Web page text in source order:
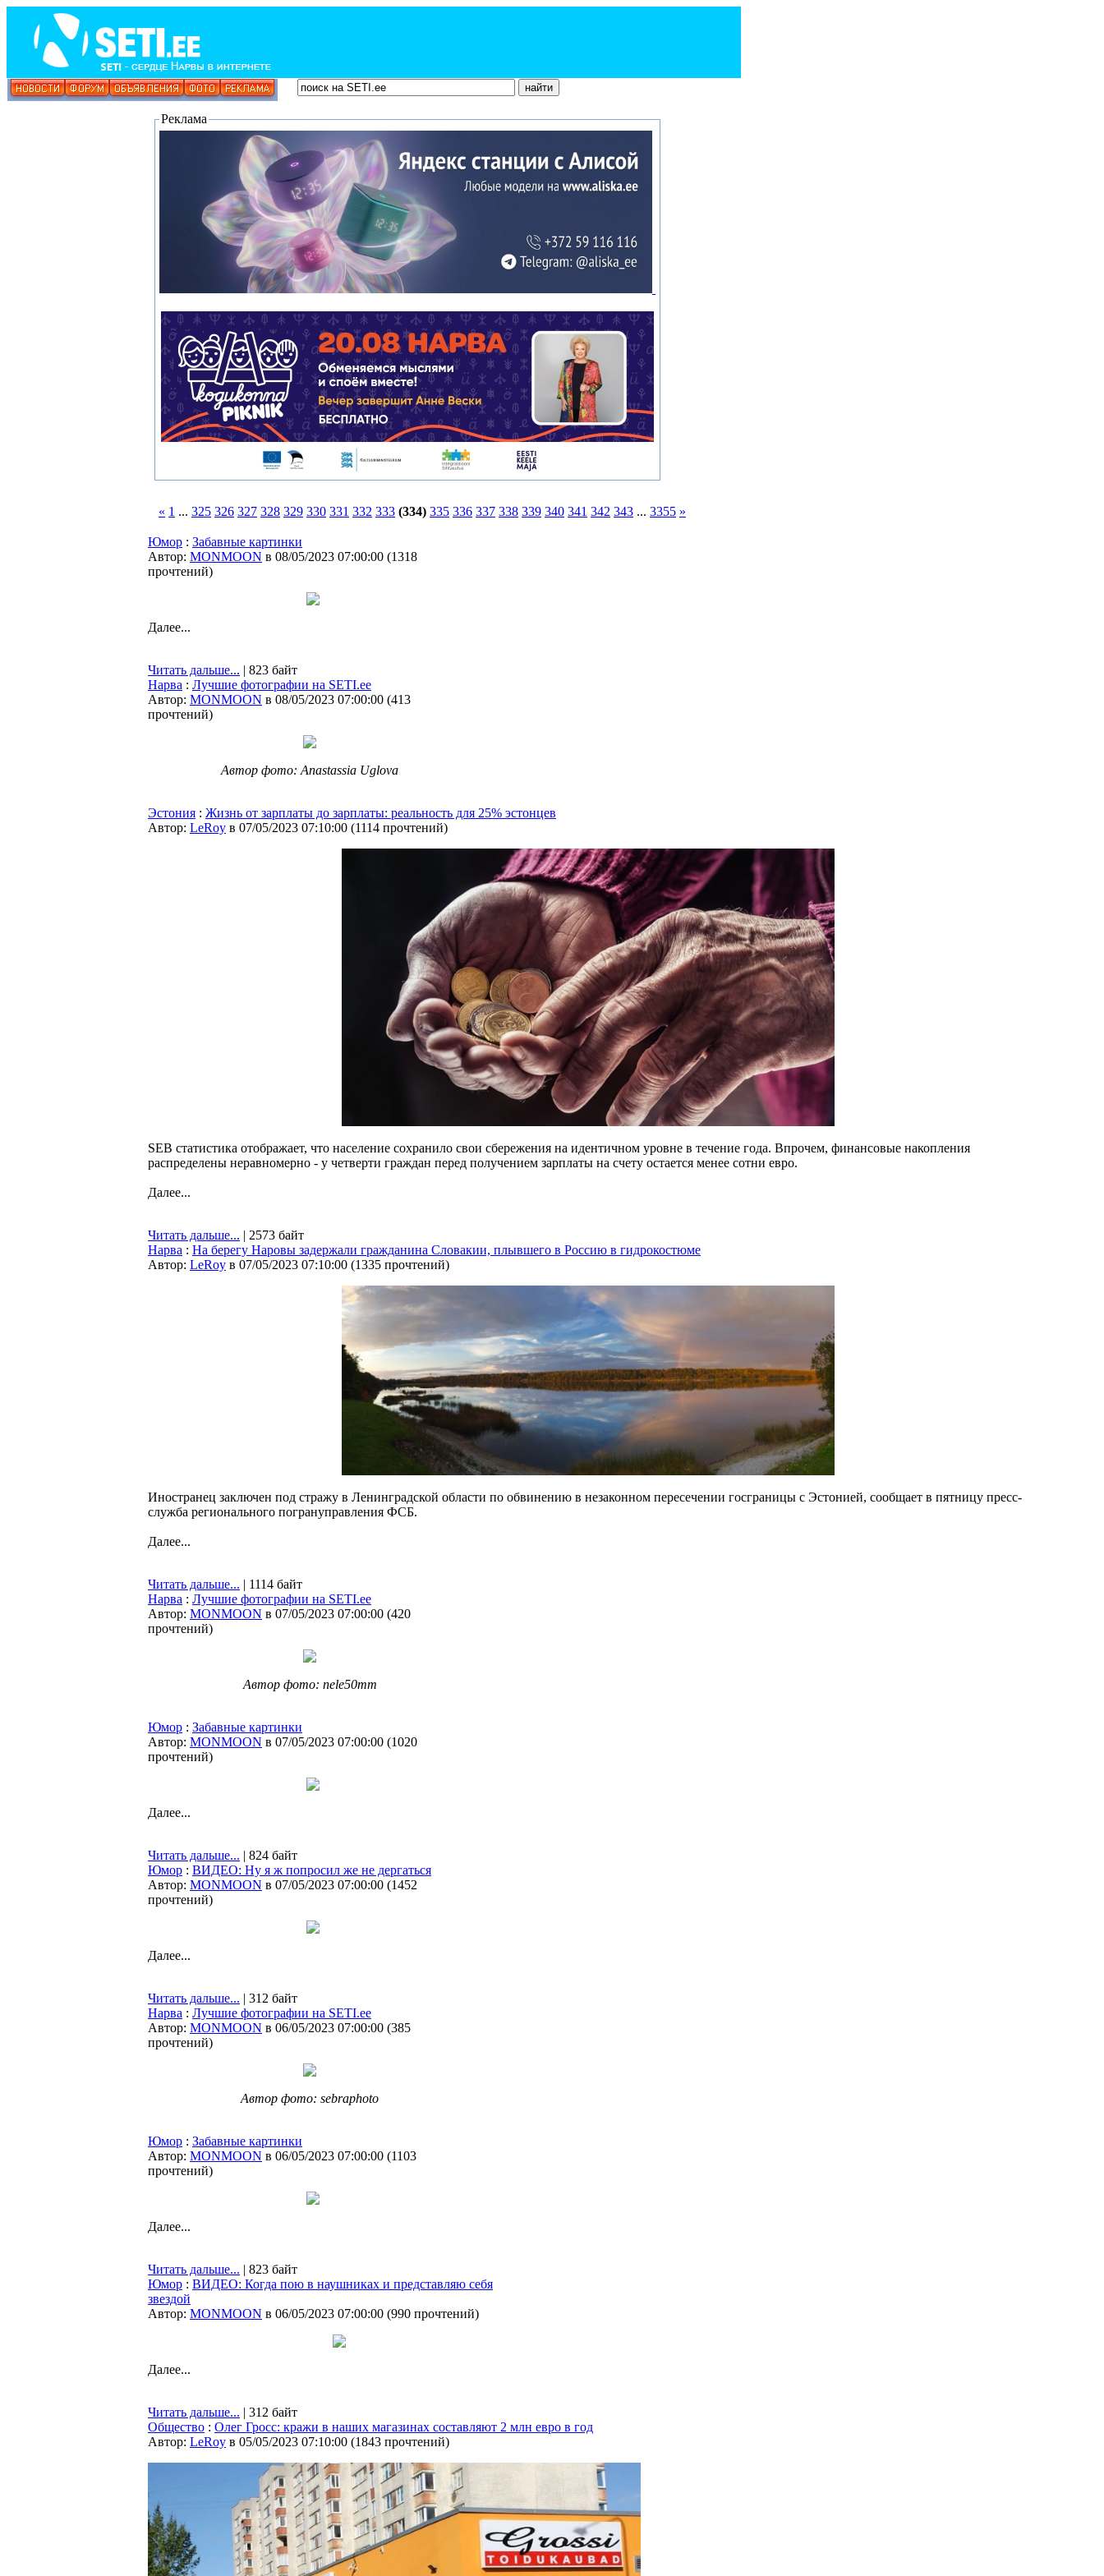
Реклама
« 1 ... 325 326 327 328 329 330 331 332 333 (334) 335 336 337 338 339 340 341 342 343 ... 3355 »
Юмор : Забавные картинки
Автор: MONMOON в 08/05/2023 07:00:00 (1318
прочтений)
Далее...
Читать дальше... | 823 байт
Нарва : Лучшие фотографии на SETI.ee
Автор: MONMOON в 08/05/2023 07:00:00 (413
прочтений)
Автор фото: Anastassia Uglova
Эстония : Жизнь от зарплаты до зарплаты: реальность для 25% эстонцев
Автор: LeRoy в 07/05/2023 07:10:00 (1114 прочтений)
SEB статистика отображает, что население сохранило свои сбережения на идентичном уровне в течение года. Впрочем, финансовые накопления
распределены неравномерно - у четверти граждан перед получением зарплаты на счету остается менее сотни евро.
Далее...
Читать дальше... | 2573 байт
Нарва : На берегу Наровы задержали гражданина Словакии, плывшего в Россию в гидрокостюме
Автор: LeRoy в 07/05/2023 07:10:00 (1335 прочтений)
Иностранец заключен под стражу в Ленинградской области по обвинению в незаконном пересечении госграницы с Эстонией, сообщает в пятницу пресс-
служба регионального погрануправления ФСБ.
Далее...
Читать дальше... | 1114 байт
Нарва : Лучшие фотографии на SETI.ee
Автор: MONMOON в 07/05/2023 07:00:00 (420
прочтений)
Автор фото: nele50mm
Юмор : Забавные картинки
Автор: MONMOON в 07/05/2023 07:00:00 (1020
прочтений)
Далее...
Читать дальше... | 824 байт
Юмор : ВИДЕО: Ну я ж попросил же не дергаться
Автор: MONMOON в 07/05/2023 07:00:00 (1452
прочтений)
Далее...
Читать дальше... | 312 байт
Нарва : Лучшие фотографии на SETI.ee
Автор: MONMOON в 06/05/2023 07:00:00 (385
прочтений)
Автор фото: sebraphoto
Юмор : Забавные картинки
Автор: MONMOON в 06/05/2023 07:00:00 (1103
прочтений)
Далее...
Читать дальше... | 823 байт
Юмор : ВИДЕО: Когда пою в наушниках и представляю себя
звездой
Автор: MONMOON в 06/05/2023 07:00:00 (990 прочтений)
Далее...
Читать дальше... | 312 байт
Общество : Олег Гросс: кражи в наших магазинах составляют 2 млн евро в год
Автор: LeRoy в 05/05/2023 07:10:00 (1843 прочтений)